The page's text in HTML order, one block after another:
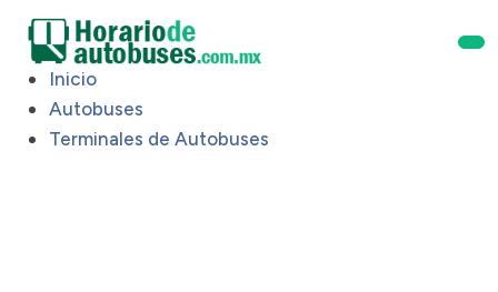
Inicio
Autobuses
Terminales de Autobuses